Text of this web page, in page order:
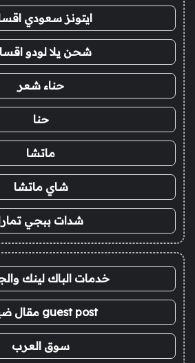
ايتونز سعودي
شحن يلا لودو
حناء شعر
حنا
ماتشا
شاي ماتشا
شدات ببجي
خدمات الباك لينك
guest post مقال ضيف
سوق العرب